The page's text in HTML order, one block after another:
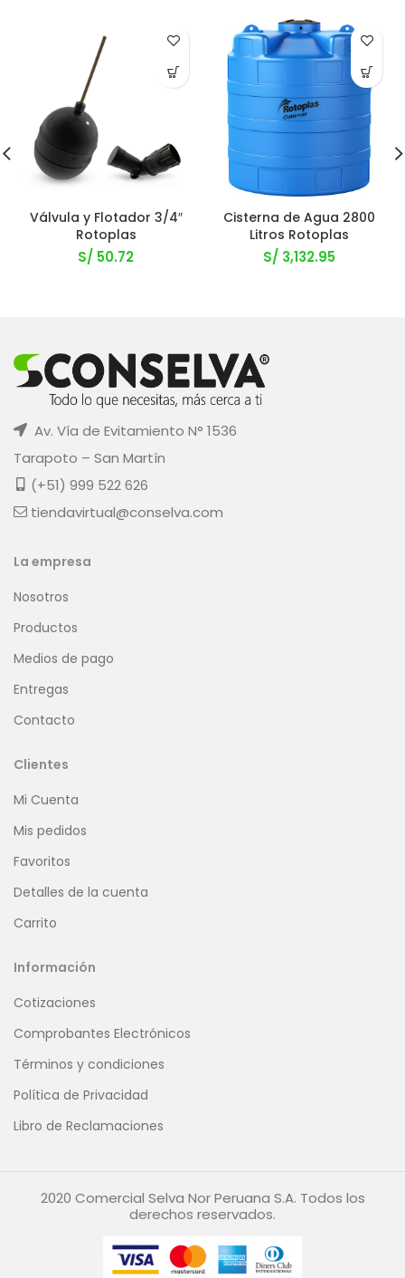
Válvula y Flotador 3/4″
Rotoplas
S/ 50.72
Cisterna de Agua 2800
Litros Rotoplas
S/ 3,132.95
Av. Vía de Evitamiento N° 1536
Tarapoto – San Martín
(+51) 999 522 626
tiendavirtual@conselva.com
La empresa
Nosotros
Productos
Medios de pago
Entregas
Contacto
Clientes
Mi Cuenta
Mis pedidos
Favoritos
Detalles de la cuenta
Carrito
Información
Cotizaciones
Comprobantes Electrónicos
Términos y condiciones
Política de Privacidad
Libro de Reclamaciones
2020 Comercial Selva Nor Peruana S.A. Todos los
derechos reservados.